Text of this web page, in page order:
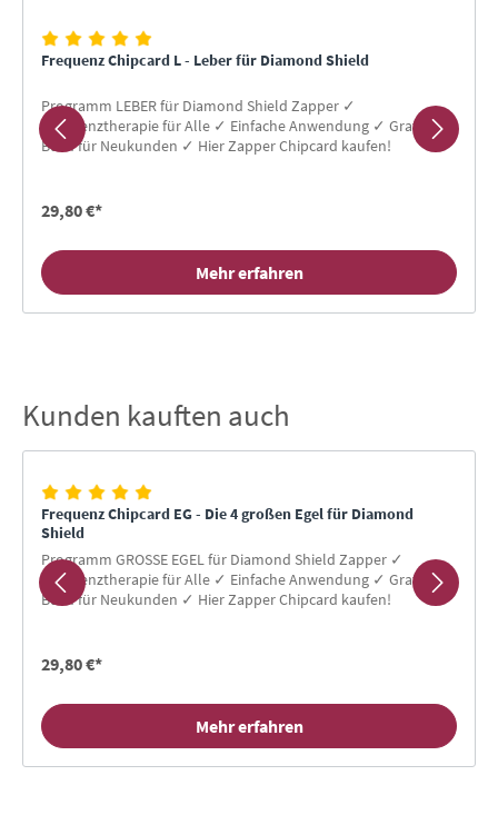
Frequenz Chipcard L - Leber für Diamond Shield
Programm LEBER für Diamond Shield Zapper ✓
Frequenztherapie für Alle ✓ Einfache Anwendung ✓ Gratis-
Buch für Neukunden ✓ Hier Zapper Chipcard kaufen!
29,80 €*
Mehr erfahren
Produktgalerie überspringen
Kunden kauften auch
Frequenz Chipcard EG - Die 4 großen Egel für Diamond
Shield
Programm GROSSE EGEL für Diamond Shield Zapper ✓
Frequenztherapie für Alle ✓ Einfache Anwendung ✓ Gratis-
Buch für Neukunden ✓ Hier Zapper Chipcard kaufen!
29,80 €*
Mehr erfahren